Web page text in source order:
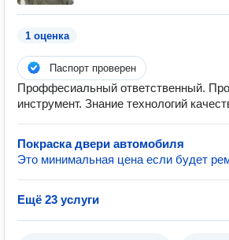
1 оценка
Паспорт проверен
Проффесиальный ответственный.
инструмент. Знание технологий
Покраска двери автомобиля
Это минимальная цена если будет
Ещё 23 услуги